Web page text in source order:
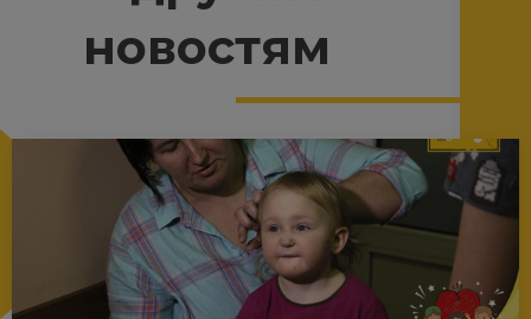
новостям